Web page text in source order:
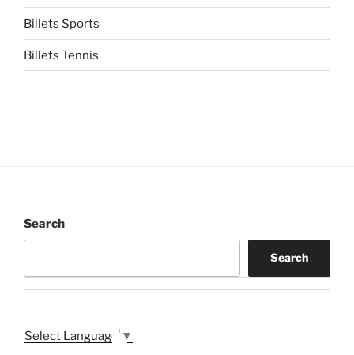
Billets Sports
Billets Tennis
Search
Search
Select Language ▼